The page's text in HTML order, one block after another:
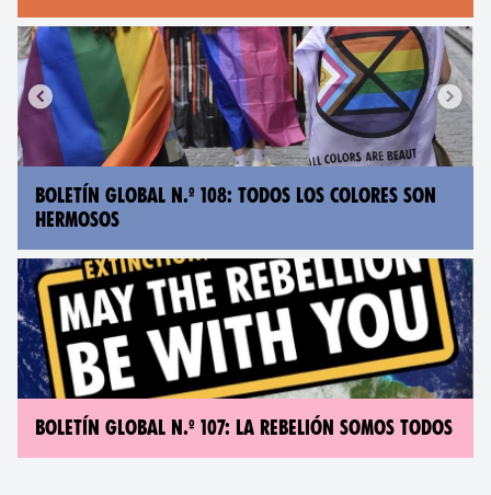
BOLETÍN GLOBAL N.º 108: TODOS LOS COLORES SON
HERMOSOS
BOLETÍN GLOBAL N.º 107: LA REBELIÓN SOMOS TODOS